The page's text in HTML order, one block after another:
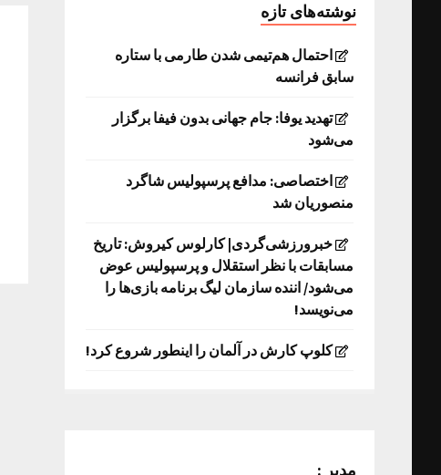
نوشته‌های تازه
احتمال هم‌تیمی شدن طارمی با ستاره
سابق فرانسه
تهدید یوفا: جام جهانی بدون فیفا برگزار
می‌شود
اختصاصی: مدافع پرسپولیس شاگرد
منصوریان شد
خبرورزشی‌گردی| کارلوس کیروش: تاریخ
مسابقات با نظر استقلال و پرسپولیس عوض
می‌شود/ اننده سازمان لیگ برنامه بازی‌ها را
می‌نویسد!
کلوپ کارش در آلمان را اینطور شروع کرد!
مدیر :